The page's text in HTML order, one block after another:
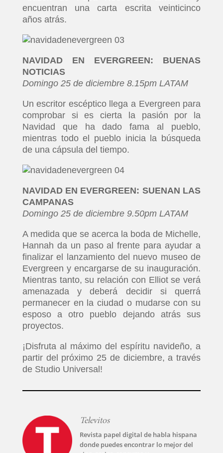
encuentran una carta escrita veinticinco
años atrás.
NAVIDAD EN EVERGREEN: BUENAS
NOTICIAS
Domingo 25 de diciembre 8.15pm LATAM
Un escritor escéptico llega a Evergreen para
comprobar si es cierta la pasión por la
Navidad que ha dado fama al pueblo,
mientras todo el pueblo inicia la búsqueda
de una cápsula del tiempo.
NAVIDAD EN EVERGREEN: SUENAN LAS
CAMPANAS
Domingo 25 de diciembre 9.50pm LATAM
A medida que se acerca la boda de Michelle,
Hannah da un paso al frente para ayudar a
finalizar el lanzamiento del nuevo museo de
Evergreen y encargarse de su inauguración.
Mientras tanto, su relación con Elliot se verá
amenazada y deberá decidir si querrá
permanecer en la ciudad o mudarse con su
esposo a otro pueblo dejando atrás sus
proyectos.
¡Disfruta al máximo del espíritu navideño, a
partir del próximo 25 de diciembre, a través
de Studio Universal!
Televitos
Revista papel digital de habla hispana
donde puedes encontrar lo mejor del